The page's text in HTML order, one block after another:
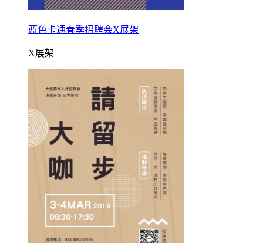
蓝色卡通春季招聘会X展架
X展架